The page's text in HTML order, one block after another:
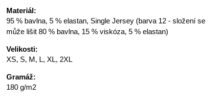
Materiál:
95 % bavlna, 5 % elastan, Single Jersey (barva 12 - složení se
může lišit 80 % bavlna, 15 % viskóza, 5 % elastan)
Velikosti:
XS, S, M, L, XL, 2XL
Gramáž:
180 g/m2